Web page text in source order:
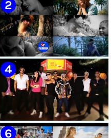
🟢 Pirro | ¨Vuelve a mi¨ |
Videoclip | Música Urbana
Cubana | Artistas Cubanos |
Canción | CUBA